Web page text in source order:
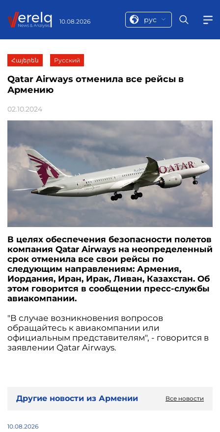
10.08.2026 рус
Հայերեն Русский
Qatar Airways отменила все рейсы в
Армению
02.10.2024
В целях обеспечения безопасности полетов
компания Qatar Airways на неопределенный
срок отменила все свои рейсы по
следующим направлениям: Армения,
Иордания, Иран, Ирак, Ливан, Казахстан. Об
этом говорится в сообщении пресс-службы
авиакомпании.
"В случае возникновения вопросов
обращайтесь к авиакомпании или
официальным представителям", - говорится в
заявлении Qatar Airways.
Другие новости из Армении Все новости
10.08.2026